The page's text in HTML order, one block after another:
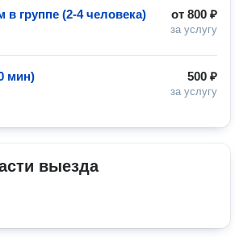
от 800 ₽
за услугу
в группе (2-4 человека)
500 ₽
за услугу
мин)
выезда